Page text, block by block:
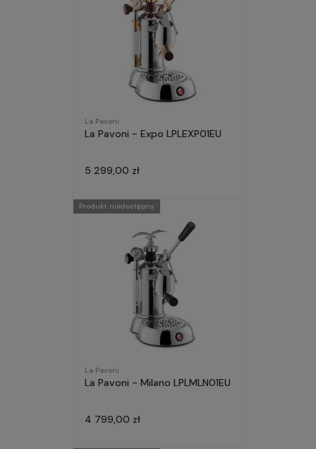
La Pavoni
La Pavoni - Expo LPLEXP01EU
5 299,00 zł
La Pavoni
La Pavoni - Milano LPLMLN01EU
4 799,00 zł
Produkt niedostępny